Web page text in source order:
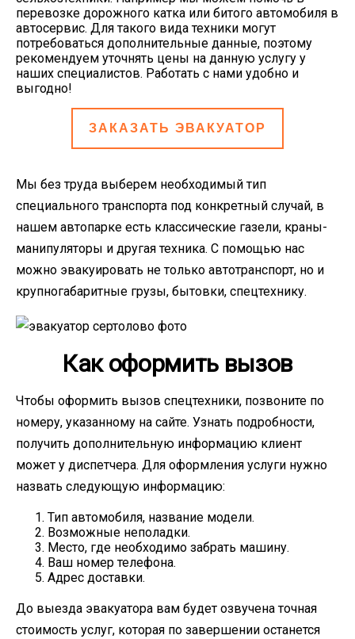
перевозке дорожного катка или битого автомобиля в
автосервис. Для такого вида техники могут
потребоваться дополнительные данные, поэтому
рекомендуем уточнять цены на данную услугу у
наших специалистов. Работать с нами удобно и
выгодно!
ЗАКАЗАТЬ ЭВАКУАТОР
Мы без труда выберем необходимый тип
специального транспорта под конкретный случай, в
нашем автопарке есть классические газели, краны-
манипуляторы и другая техника. С помощью нас
можно эвакуировать не только автотранспорт, но и
крупногабаритные грузы, бытовки, спецтехнику.
Как оформить вызов
Чтобы оформить вызов спецтехники, позвоните по
номеру, указанному на сайте. Узнать подробности,
получить дополнительную информацию клиент
может у диспетчера. Для оформления услуги нужно
назвать следующую информацию:
Тип автомобиля, название модели.
Возможные неполадки.
Место, где необходимо забрать машину.
Ваш номер телефона.
Адрес доставки.
До выезда эвакуатора вам будет озвучена точная
стоимость услуг, которая по завершении останется